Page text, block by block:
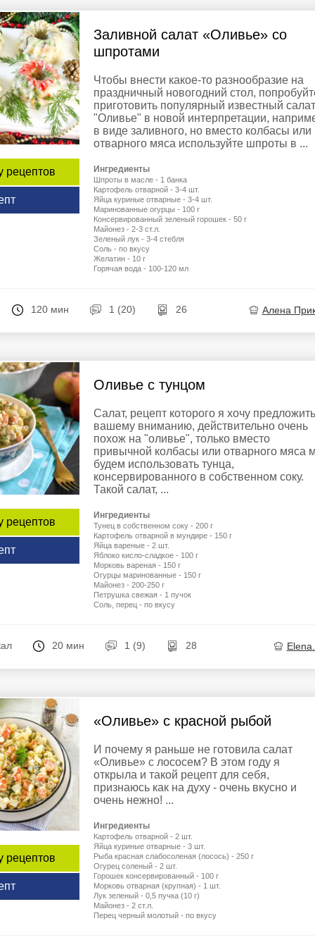
рецептов
Заливной салат «Оливье» со
шпротами
Чтобы внести какое-то разнообразие на
праздничный новогодний стол,
приготовить популярный известный салат
"Оливье" в новой интерпретации,
в виде заливного, но вместо колбасы или
отварного мяса используйте шпроты в ...
Ингредиенты
Шпроты в масле - 1 банка
Картофель отварной - 3-4 шт.
Яйца куриные отварные - 3-4 шт.
Маринованные огурцы - 100 г
Консервированный зеленый горошек - 50 г
Майонез - 2-3 ст.л.
Зеленый лук - 3-4 стебля
Соль - по вкусу
Желатин - 10 г
Горячая вода - 100-120 мл
120 мин 1 (20) 26 Алена
рецептов
Оливье с тунцом
Салат, рецепт которого я хочу предложить
вашему вниманию, действительно очень
похож на "оливье", только вместо
привычной колбасы или отварного мяса
будем использовать тунца,
консервированного в собственном соку.
Такой салат, ...
Ингредиенты
Тунец в собственном соку - 200 г
Картофель отварной в мундире - 150 г
Яйца вареные - 2 шт.
Яблоко кисло-сладкое - 100 г
Морковь вареная - 150 г
Огурцы маринованные - 150 г
Майонез - 200-250 г
Петрушка свежая - 1 пучок
Соль, перец - по вкусу
20 мин 1 (9) 28
рецептов
«Оливье» с красной рыбой
И почему я раньше не готовила салат
«Оливье» с лососем? В этом году я
открыла и такой рецепт для себя,
признаюсь как на духу - очень вкусно и
очень нежно! ...
Ингредиенты
Картофель отварной - 2 шт.
Яйца куриные отварные - 3 шт.
Рыба красная слабосоленая (лосось) - 250 г
Огурец соленый - 2 шт.
Горошек консервированный - 100 г
Морковь отварная (крупная) - 1 шт.
Лук зеленый - 0,5 пучка (10 г)
Майонез - 2 ст.л.
Перец черный молотый - по вкусу